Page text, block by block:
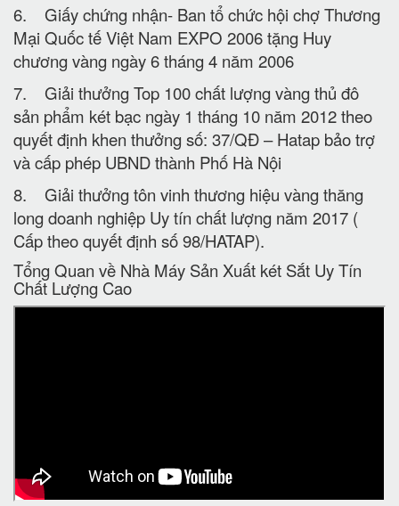
6. Giấy chứng nhận- Ban tổ chức hội chợ Thương
Mại Quốc tế Việt Nam EXPO 2006 tặng Huy
chương vàng ngày 6 tháng 4 năm 2006
7. Giải thưởng Top 100 chất lượng vàng thủ đô
sản phẩm két bạc ngày 1 tháng 10 năm 2012 theo
quyết định khen thưởng số: 37/QĐ – Hatap bảo trợ
và cấp phép UBND thành Phố Hà Nội
8. Giải thưởng tôn vinh thương hiệu vàng thăng
long doanh nghiệp Uy tín chất lượng năm 2017 (
Cấp theo quyết định số 98/HATAP).
Tổng Quan về Nhà Máy Sản Xuất két Sắt Uy Tín
Chất Lượng Cao